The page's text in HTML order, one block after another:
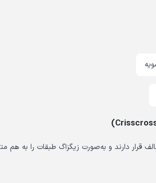
قرار دارند و به‌صورت زیگزاگ طبقات را به هم